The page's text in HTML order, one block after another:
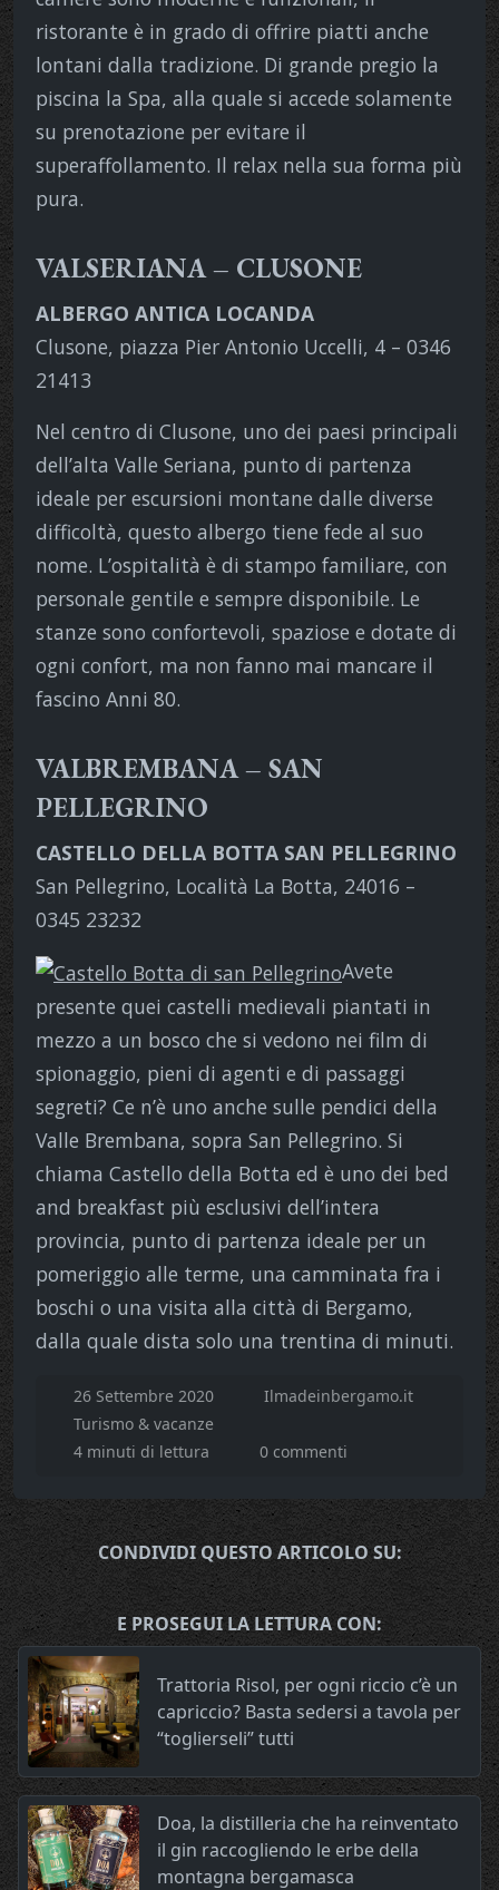
ristorante è in grado di offrire piatti anche
lontani dalla tradizione. Di grande pregio la
piscina la Spa, alla quale si accede solamente
su prenotazione per evitare il
superaffollamento. Il relax nella sua forma più
pura.
VALSERIANA – CLUSONE
ALBERGO ANTICA LOCANDA
Clusone, piazza Pier Antonio Uccelli, 4 – 0346
21413
Nel centro di Clusone, uno dei paesi principali
dell’alta Valle Seriana, punto di partenza
ideale per escursioni montane dalle diverse
difficoltà, questo albergo tiene fede al suo
nome. L’ospitalità è di stampo familiare, con
personale gentile e sempre disponibile. Le
stanze sono confortevoli, spaziose e dotate di
ogni confort, ma non fanno mai mancare il
fascino Anni 80.
VALBREMBANA – SAN
PELLEGRINO
CASTELLO DELLA BOTTA SAN PELLEGRINO
San Pellegrino, Località La Botta, 24016 –
0345 23232
Avete
presente quei castelli medievali piantati in
mezzo a un bosco che si vedono nei film di
spionaggio, pieni di agenti e di passaggi
segreti? Ce n’è uno anche sulle pendici della
Valle Brembana, sopra San Pellegrino. Si
chiama Castello della Botta ed è uno dei bed
and breakfast più esclusivi dell’intera
provincia, punto di partenza ideale per un
pomeriggio alle terme, una camminata fra i
boschi o una visita alla città di Bergamo,
dalla quale dista solo una trentina di minuti.
26 Settembre 2020
Ilmadeinbergamo.it
Turismo & vacanze
4 minuti di lettura
0 commenti
CONDIVIDI QUESTO ARTICOLO SU:
E PROSEGUI LA LETTURA CON:
Trattoria Risol, per ogni riccio c’è un
capriccio? Basta sedersi a tavola per
“toglierseli” tutti
Doa, la distilleria che ha reinventato
il gin raccogliendo le erbe della
montagna bergamasca